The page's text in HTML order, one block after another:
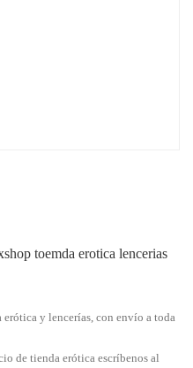
y lencerías, con envío a toda
de tienda erótica escríbenos al